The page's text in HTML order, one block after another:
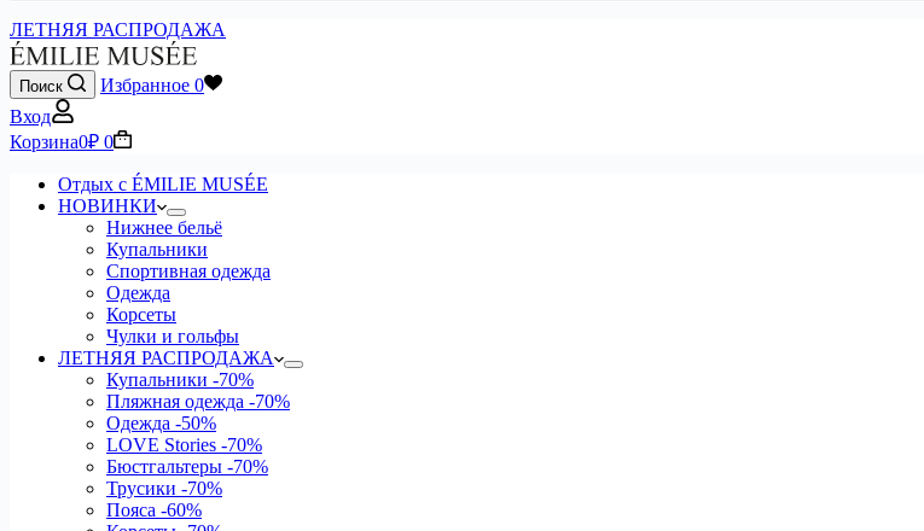
ЛЕТНЯЯ РАСПРОДАЖА
Поиск Избранное 0
Вход
Корзина0₽ 0
Отдых с ÉMILIE MUSÉE
НОВИНКИ
Нижнее бельё
Купальники
Спортивная одежда
Одежда
Корсеты
Чулки и гольфы
ЛЕТНЯЯ РАСПРОДАЖА
Купальники -70%
Пляжная одежда -70%
Одежда -50%
LOVE Stories -70%
Бюстгальтеры -70%
Трусики -70%
Пояса -60%